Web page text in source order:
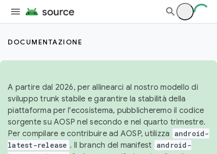
DOCUMENTAZIONE
A partire dal 2026, per allinearci al nostro modello di
sviluppo trunk stabile e garantire la stabilità della
piattaforma per l'ecosistema, pubblicheremo il codice
sorgente su AOSP nel secondo e nel quarto trimestre.
Per compilare e contribuire ad AOSP, utilizza
android-
latest-release . Il branch del manifest android-